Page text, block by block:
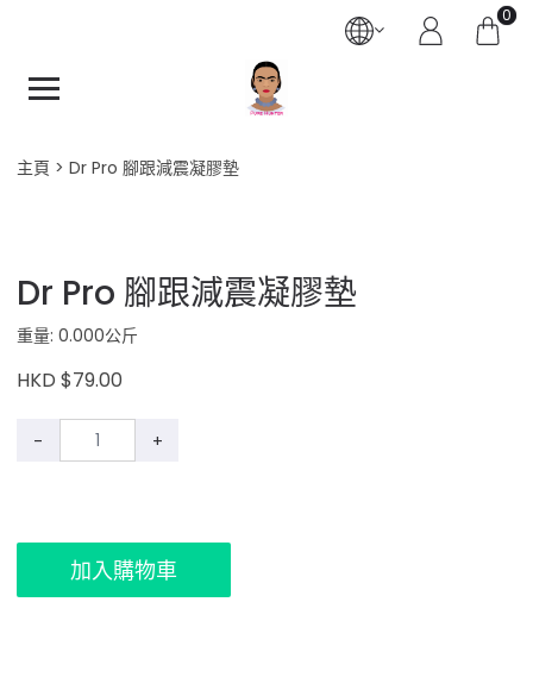
0
主頁 Dr Pro 腳跟減震凝膠墊
Dr Pro 腳跟減震凝膠墊
重量: 0.000公斤
HKD $79.00
- +
加入購物車